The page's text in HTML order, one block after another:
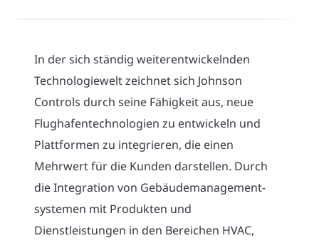
In der sich ständig weiterentwickelnden
Technologiewelt zeichnet sich Johnson
Controls durch seine Fähigkeit aus, neue
Flughafentechnologien zu entwickeln und
Plattformen zu integrieren, die einen
Mehrwert für die Kunden darstellen. Durch
die Integration von Gebäudemanagement-
systemen mit Produkten und
Dienstleistungen in den Bereichen HVAC,